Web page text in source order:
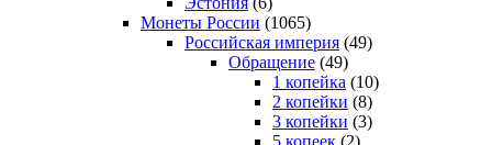
Монеты России (1065)
Российская империя (49)
Обращение (49)
1 копейка (10)
2 копейки (8)
3 копейки (3)
5 копеек (2)